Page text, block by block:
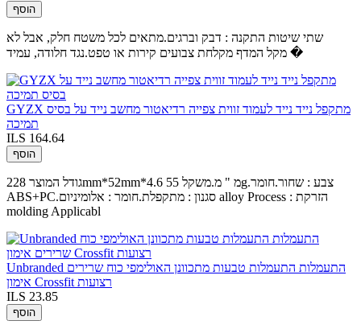
הוסף
שתי שיטות התקנה : דבק וברגים.מתאים לכל משטח חלק, אבל לא
מקל המדף מקלחת צבועים קירות או טפט.נגד חלודה, עמיד �
GYZX מתקפל נייד נייד לעמוד זווית צפייה רדיאטור מחשב נייד על בסיס
תמיכה
ILS 164.64
הוסף
גודל המוצר 228mm*52mm*4.6 מ " מ.משקל 55g.צבע : שחור.חומר
ABS+PC.סגנון : מתקפלת.חומר : אלומיניום alloy Process : הזרקת
molding Applicabl
Unbranded התעמלות התעמלות טבעות מתכוונן האולימפי כוח שרירים
אימון Crossfit רצועות
ILS 23.85
הוסף